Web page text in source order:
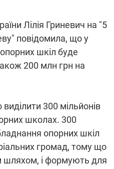
Лілія Гриневич на "5
повідомила, що у
шкіл буде
200 млн грн на
300 мільйонів
школах. 300
опорних шкіл
громад, тому що
і формують для